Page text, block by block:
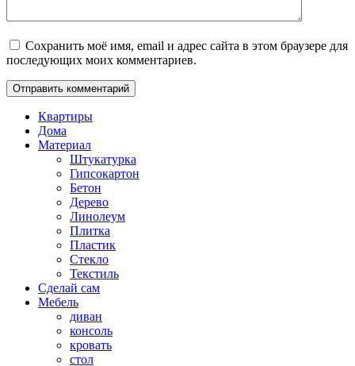
Сохранить моё имя, email и адрес сайта в этом браузере для
последующих моих комментариев.
Квартиры
Дома
Материал
Штукатурка
Гипсокартон
Бетон
Дерево
Линолеум
Плитка
Пластик
Стекло
Текстиль
Сделай сам
Мебель
диван
консоль
кровать
стол